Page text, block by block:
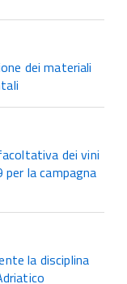
dei materiali
dei vini
la campagna
la disciplina